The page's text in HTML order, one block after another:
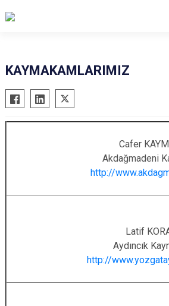
KAYMAKAMLARIMIZ
Cafer
Akdağmadeni
http://
Latif
Aydıncık
http://